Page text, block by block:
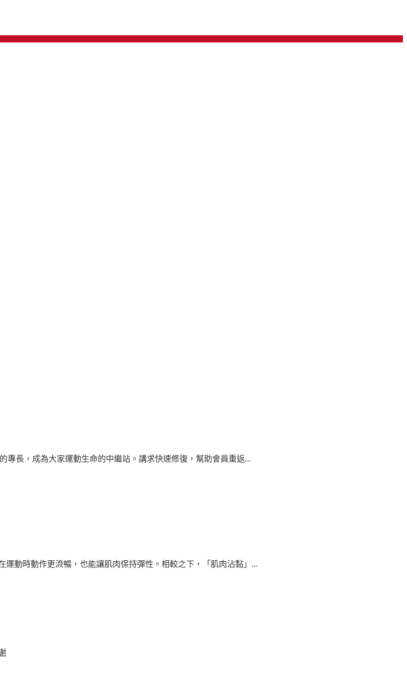
專長，成為大家運動生命的中繼站。講求快速修復，幫助會員重返...
動時動作更流暢，也能讓肌肉保持彈性。相較之下，「肌肉沾黏」...